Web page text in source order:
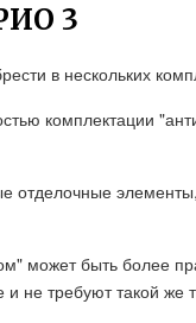
3
в нескольких
комплектации
отделочные
может быть более
и не требуют такой